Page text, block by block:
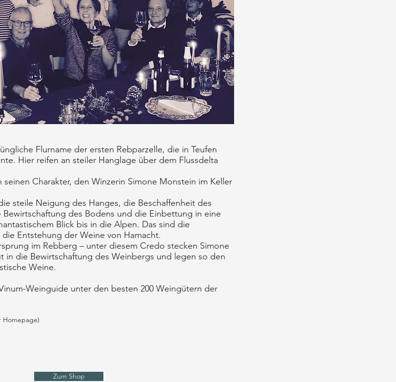
Flurname der ersten Rebparzelle, die in Teufen
Hier reifen an steiler Hanglage über dem Flussdelta
Charakter, den Winzerin Simone Monstein im Keller
steile Neigung des Hanges, die Beschaffenheit des
des Bodens und die Einbettung in eine
Blick bis in die Alpen. Das sind die
Entstehung der Weine von Hamacht.
im Rebberg – unter diesem Credo stecken Simone
in die Bewirtschaftung des Weinbergs und legen so den
Weine.
Weinguide unter den besten 200 Weingütern der
Homepage)
Zum Shop